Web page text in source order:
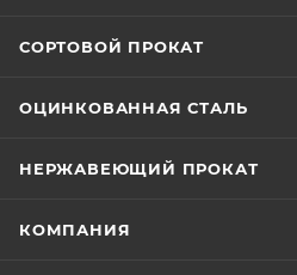
СОРТОВОЙ ПРОКАТ
ОЦИНКОВАННАЯ СТАЛЬ
НЕРЖАВЕЮЩИЙ ПРОКАТ
КОМПАНИЯ